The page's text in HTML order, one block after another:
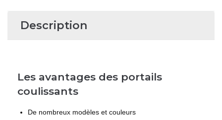
Description
Les avantages des portails
coulissants
De nombreux modèles et couleurs